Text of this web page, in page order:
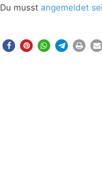
Du musst angemeldet